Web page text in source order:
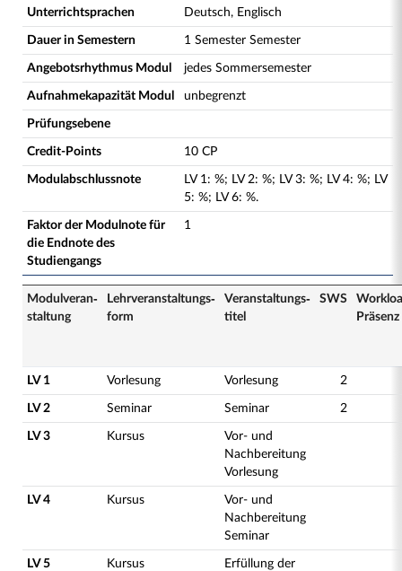
Unterrichtsprachen Deutsch, Englisch
Dauer in Semestern 1 Semester Semester
Angebotsrhythmus Modul jedes Sommersemester
Aufnahmekapazität Modul unbegrenzt
Prüfungsebene
Credit-Points 10 CP
Modulabschlussnote LV 1: %; LV 2: %; LV 3: %; LV 4: %; LV
5: %; LV 6: %.
Faktor der Modulnote für
die Endnote des
Studiengangs
1
Modulveran­
staltung
Lehrveranstaltungs­
form
Veranstaltungs­
titel
SWS
Präsenz
LV 1 Vorlesung Vorlesung 2
LV 2 Seminar Seminar 2
LV 3 Kursus
Vor- und
Nachbereitung
Vorlesung
LV 4 Kursus
Vor- und
Nachbereitung
Seminar
LV 5 Kursus
Erfüllung der